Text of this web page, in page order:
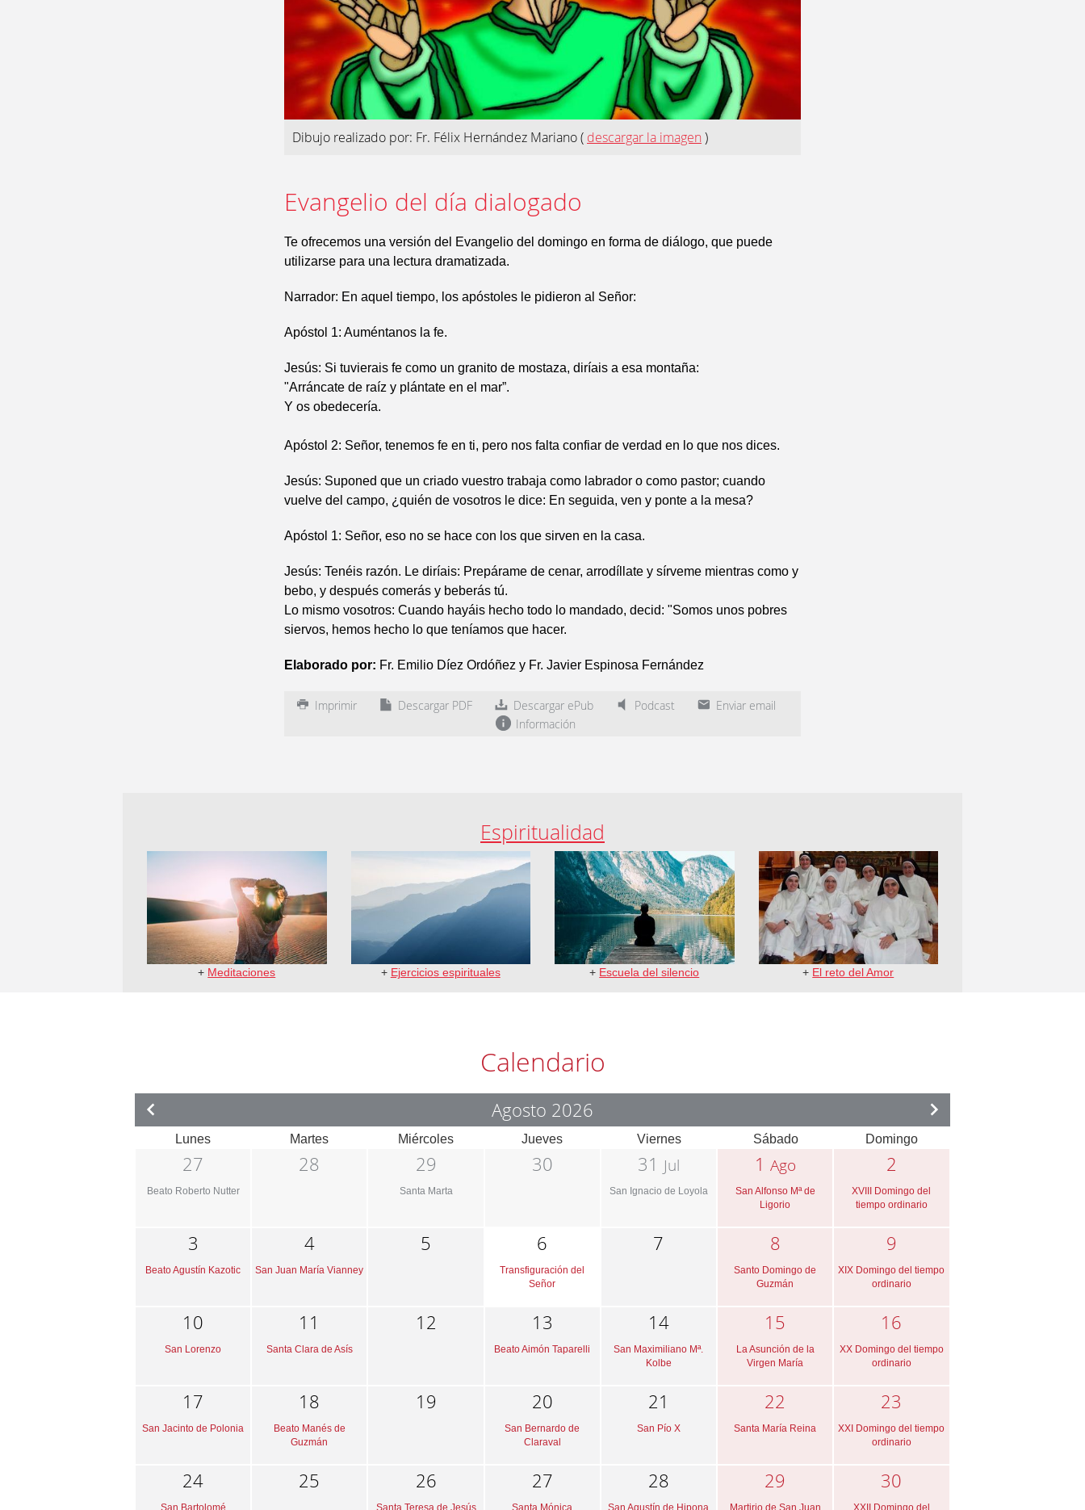
Dibujo realizado por: Fr. Félix Hernández Mariano( descargar la imagen )
Evangelio del día dialogado
Te ofrecemos una versión del Evangelio del domingo en forma de diálogo, que puede
utilizarse para una lectura dramatizada.
Narrador: En aquel tiempo, los apóstoles le pidieron al Señor:
Apóstol 1: Auméntanos la fe.
Jesús: Si tuvierais fe como un granito de mostaza, diríais a esa montaña:
"Arráncate de raíz y plántate en el mar”.
Y os obedecería.
Apóstol 2: Señor, tenemos fe en ti, pero nos falta confiar de verdad en lo que nos dices.
Jesús: Suponed que un criado vuestro trabaja como labrador o como pastor; cuando
vuelve del campo, ¿quién de vosotros le dice: En seguida, ven y ponte a la mesa?
Apóstol 1: Señor, eso no se hace con los que sirven en la casa.
Jesús: Tenéis razón. Le diríais: Prepárame de cenar, arrodíllate y sírveme mientras como y
bebo, y después comerás y beberás tú.
Lo mismo vosotros: Cuando hayáis hecho todo lo mandado, decid: "Somos unos pobres
siervos, hemos hecho lo que teníamos que hacer.
Elaborado por: Fr. Emilio Díez Ordóñez y Fr. Javier Espinosa Fernández
Imprimir Descargar PDF Descargar ePub Podcast
Enviar email
Información
Espiritualidad
+ Meditaciones + Ejercicios espirituales + Escuela del silencio + El reto del Amor
Calendario
Agosto 2026
Lunes Martes Miércoles Jueves Viernes Sábado Domingo
27
Beato Roberto Nutter
28 29
Santa Marta
30 31 Jul
San Ignacio de Loyola
1 Ago
San Alfonso Mª de
Ligorio
2
XVIII Domingo del
tiempo ordinario
3
Beato Agustín Kazotic
4
San Juan María Vianney
5 6
Transfiguración del
Señor
7 8
Santo Domingo de
Guzmán
9
XIX Domingo del tiempo
ordinario
10
San Lorenzo
11
Santa Clara de Asís
12 13
Beato Aimón Taparelli
14
San Maximiliano Mª.
Kolbe
15
La Asunción de la
Virgen María
16
XX Domingo del tiempo
ordinario
17
San Jacinto de Polonia
18
Beato Manés de
Guzmán
19 20
San Bernardo de
Claraval
21
San Pío X
22
Santa María Reina
23
XXI Domingo del tiempo
ordinario
24
San Bartolomé
25 26
Santa Teresa de Jesús
27
Santa Mónica
28
San Agustín de Hipona
29
Martirio de San Juan
30
XXII Domingo del